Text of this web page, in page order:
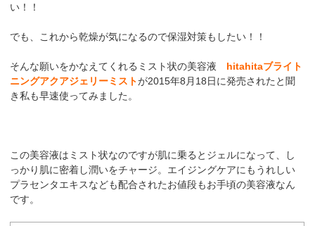
い！！
でも、これから乾燥が気になるので保湿対策もしたい！！
そんな願いをかなえてくれるミスト状の美容液 hitahitaブライト
ニングアクアジェリーミストが2015年8月18日に発売されたと聞
き私も早速使ってみました。
この美容液はミスト状なのですが肌に乗るとジェルになって、し
っかり肌に密着し潤いをチャージ。エイジングケアにもうれしい
プラセンタエキスなども配合されたお値段もお手頃の美容液なん
です。